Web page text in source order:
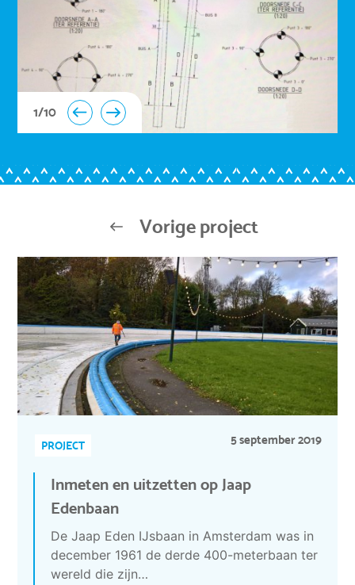
1/10
Vorige project
PROJECT 5 september 2019
Inmeten en uitzetten op Jaap
Edenbaan
De Jaap Eden IJsbaan in Amsterdam was in
december 1961 de derde 400-meterbaan ter
wereld die zijn…